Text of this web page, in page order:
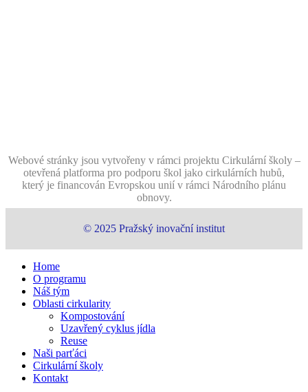
Webové stránky jsou vytvořeny v rámci projektu Cirkulární školy –
otevřená platforma pro podporu škol jako cirkulárních hubů,
který je financován Evropskou unií v rámci Národního plánu
obnovy.
© 2025 Pražský inovační institut
Close
Menu
Home
O programu
Náš tým
Oblasti cirkularity
Kompostování
Uzavřený cyklus jídla
Reuse
Naši parťáci
Cirkulární školy
Kontakt